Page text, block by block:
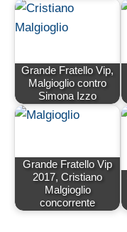
Grande Fratello Vip,
Malgioglio contro
Simona Izzo
Grande Fratello Vip
2017, Cristiano
Malgioglio
concorrente